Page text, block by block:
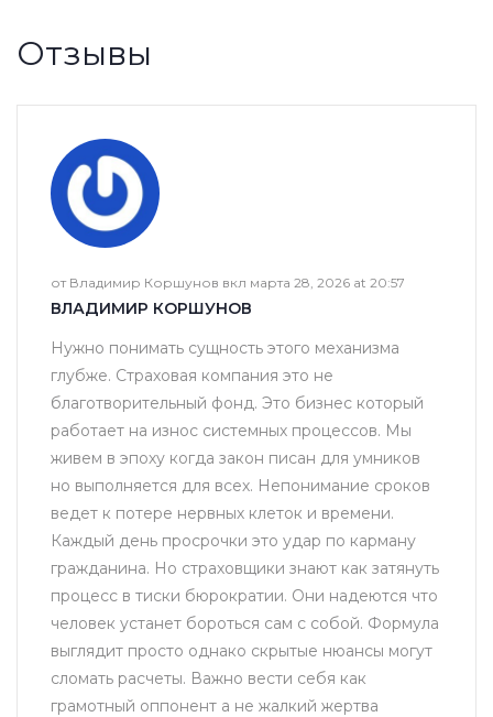
Отзывы
от Владимир Коршунов вкл марта 28, 2026 at 20:57
ВЛАДИМИР КОРШУНОВ
Нужно понимать сущность этого механизма
глубже. Страховая компания это не
благотворительный фонд. Это бизнес который
работает на износ системных процессов. Мы
живем в эпоху когда закон писан для умников
но выполняется для всех. Непонимание сроков
ведет к потере нервных клеток и времени.
Каждый день просрочки это удар по карману
гражданина. Но страховщики знают как затянуть
процесс в тиски бюрократии. Они надеются что
человек устанет бороться сам с собой. Формула
выглядит просто однако скрытые нюансы могут
сломать расчеты. Важно вести себя как
грамотный оппонент а не жалкий жертва